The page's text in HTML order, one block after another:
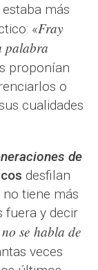
estaba más
«Fray
palabra
proponían
o
cualidades
de
desfilan
no tiene más
fuera y decir
se habla de
veces